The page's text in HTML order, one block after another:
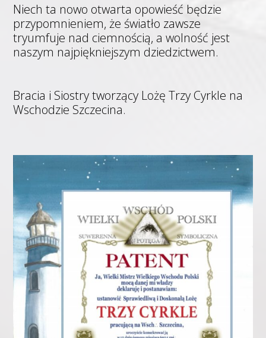
Niech ta nowo otwarta opowieść będzie
przypomnieniem, że światło zawsze
tryumfuje nad ciemnością, a wolność jest
naszym najpiękniejszym dziedzictwem.
Bracia i Siostry tworzący Lożę Trzy Cyrkle na
Wschodzie Szczecina.